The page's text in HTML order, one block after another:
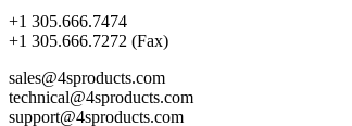
+1 305.666.7474
+1 305.666.7272 (Fax)
sales@4sproducts.com
technical@4sproducts.com
support@4sproducts.com